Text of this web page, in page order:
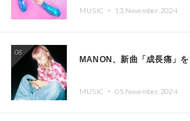
MUSIC ・ 13.November.2024
08
MANON、新曲「成長痛」
MUSIC ・ 05.November.2024